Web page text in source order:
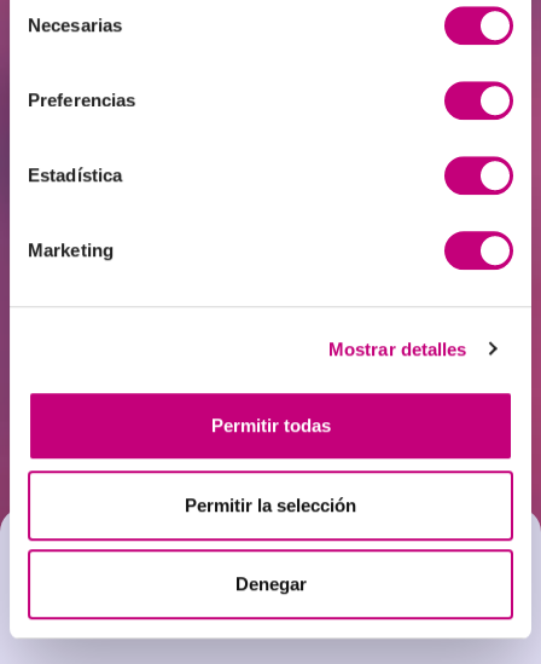
Necesarias
Preferencias
Estadística
Marketing
Mostrar detalles
Permitir todas
Permitir la selección
Denegar
ŽIEDŪNĖ
Administration
RAKAUSKAS
Únase
¿Desea formar parte del
equipo de Profitus?